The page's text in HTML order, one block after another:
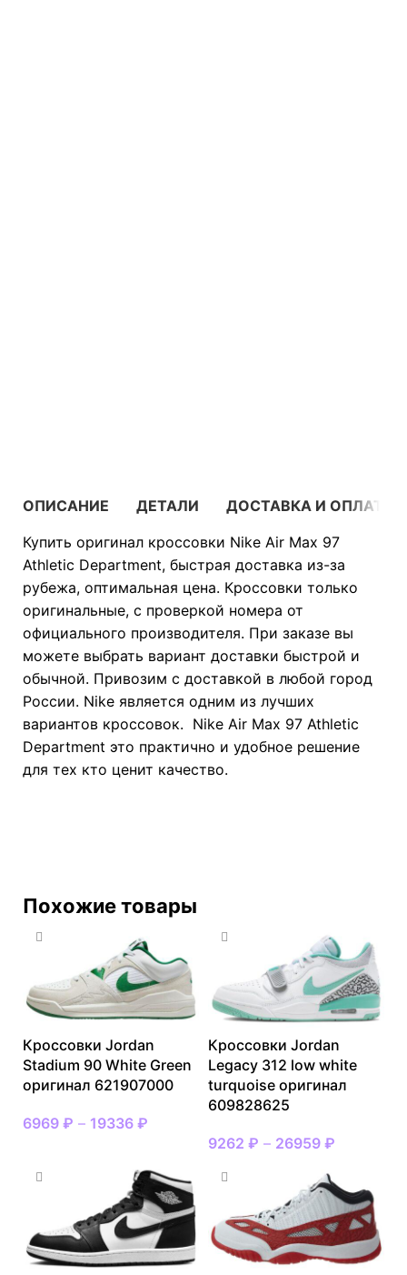
ОПИСАНИЕ ДЕТАЛИ
ДОСТАВКА И ОПЛАТА
Купить оригинал кроссовки Nike Air Max 97
Athletic Department, быстрая доставка из-за
рубежа, оптимальная цена. Кроссовки только
оригинальные, с проверкой номера от
официального производителя. При заказе вы
можете выбрать вариант доставки быстрой и
обычной. Привозим с доставкой в любой город
России. Nike является одним из лучших
вариантов кроссовок. Nike Air Max 97 Athletic
Department это практично и удобное решение
для тех кто ценит качество.
Похожие товары
Кроссовки Jordan
Stadium 90 White Green
оригинал 621907000
6969 ₽ – 19336 ₽
Кроссовки Jordan
Legacy 312 low white
turquoise оригинал
609828625
9262 ₽ – 26959 ₽